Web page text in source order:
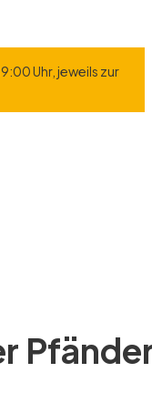
Uhr, jeweils zur